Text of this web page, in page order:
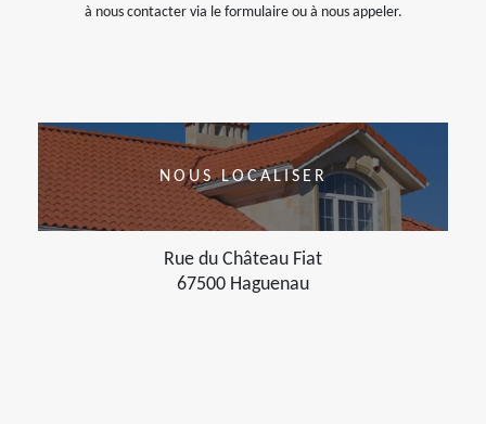
à nous contacter via le formulaire ou à nous appeler.
NOUS LOCALISER
Rue du Château Fiat
67500 Haguenau